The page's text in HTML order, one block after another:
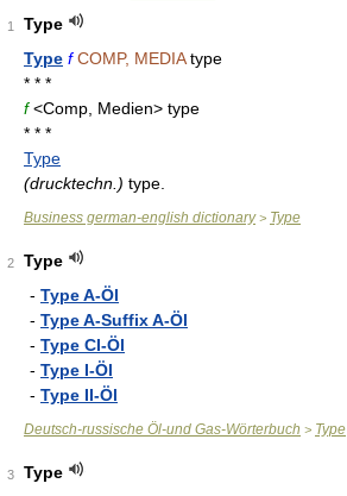
1
Type
Type f COMP, MEDIAtype
* * *
f<Comp, Medien> type
* * *
Type
(drucktechn.) type.
Business german-english dictionary> Type
2
Type
- Type A-Öl
- Type A-Suffix A-Öl
- Type CI-Öl
- Type I-Öl
- Type II-Öl
Deutsch-russische Öl-und Gas-Wörterbuch > Type
3
Type